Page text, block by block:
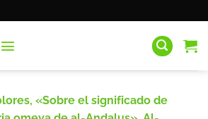
«Sobre el significado de